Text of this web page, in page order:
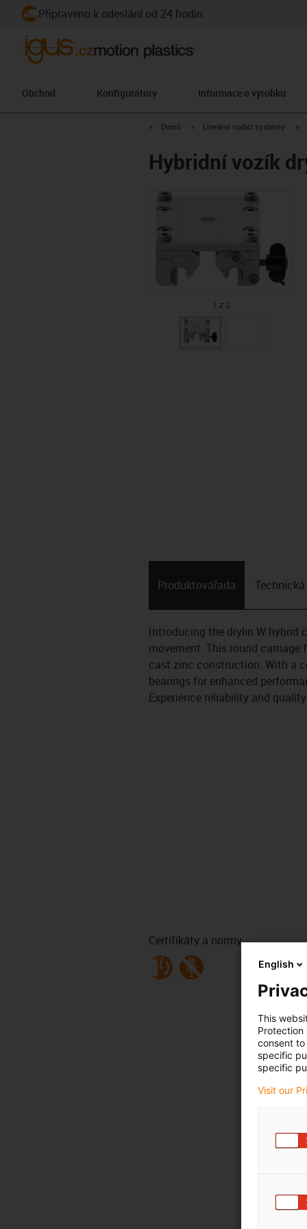
Připraveno k odeslání od 24 hodin
Obchod Konfigurátory Informace o výrobku
igus-icon-arrow-right
Domů igus-icon-arrow-right
Lineární vodicí systémy
Hybridní vozík
1 z 2
Produktová­řada
Introducing the drylin W hybrid
movement. This round carriage
cast zinc construction. With a
bearings for enhanced
Experience reliability and
Certifikáty a normy
English
This
Protection
consent
specific
specific
Visit our